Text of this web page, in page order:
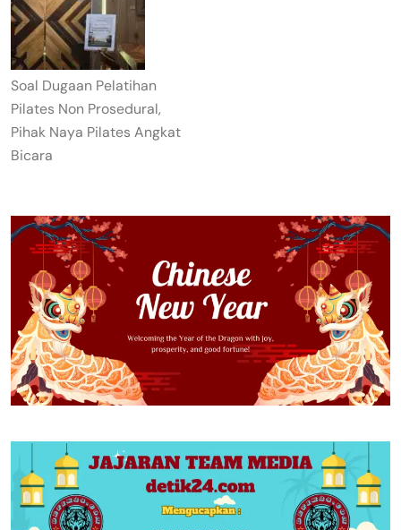
Soal Dugaan Pelatihan
Pilates Non Prosedural,
Pihak Naya Pilates Angkat
Bicara